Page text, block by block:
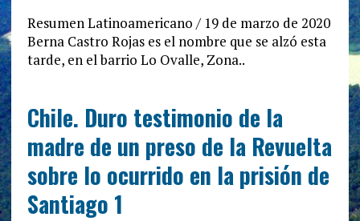
Resumen Latinoamericano / 19 de marzo de 2020
Berna Castro Rojas es el nombre que se alzó esta
tarde, en el barrio Lo Ovalle, Zona..
Chile. Duro testimonio de la
madre de un preso de la Revuelta
sobre lo ocurrido en la prisión de
Santiago 1